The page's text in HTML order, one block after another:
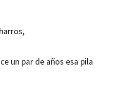
un par de años esa pila